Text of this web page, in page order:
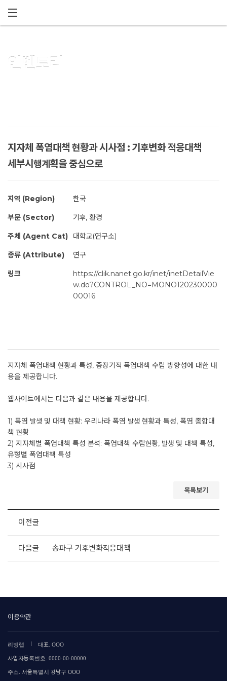
인벤토리
지자체 폭염대책 현황과 시사점 : 기후변화 적응대책
세부시행계획을 중심으로
지역 (Region) 한국
부문 (Sector) 기후, 환경
주체 (Agent Cat) 대학교(연구소)
종류 (Attribute) 연구
링크
https://clik.nanet.go.kr/inet/inetDetailVie
w.do?CONTROL_NO=MONO120230000
00016
지자체 폭염대책 현황과 특성, 중장기적 폭염대책 수립 방향성에 대한 내
용을 제공합니다.
웹사이트에서는 다음과 같은 내용을 제공합니다.
1) 폭염 발생 및 대책 현황: 우리나라 폭염 발생 현황과 특성, 폭염 종합대
책 현황
2) 지자체별 폭염대책 특성 분석: 폭염대책 수립현황, 발생 및 대책 특성,
유형별 폭염대책 특성
3) 시사점
목록보기
이전글
다음글 송파구 기후변화적응대책
이용약관
리빙랩 대표. OOO
사업자등록번호. 0000-00-00000
주소. 서울특별시 강남구 OOO